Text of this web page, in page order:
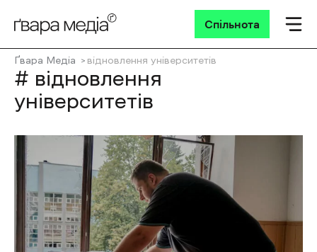
Спільнота
Ґвара Медіа відновлення університетів
# відновлення
університетів